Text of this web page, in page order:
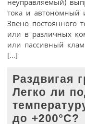
неуправляемый)
тока и автономный
Звено постоянного
или в различных
или пассивный
[…]
Раздвигая
Легко ли
до +200°С?